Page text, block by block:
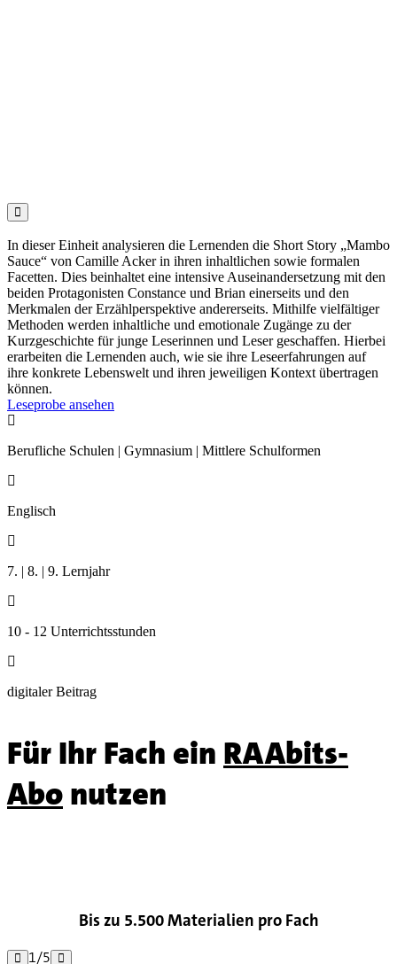

In dieser Einheit analysieren die Lernenden die Short Story „Mambo
Sauce“ von Camille Acker in ihren inhaltlichen sowie formalen
Facetten. Dies beinhaltet eine intensive Auseinandersetzung mit den
beiden Protagonisten Constance und Brian einerseits und den
Merkmalen der Erzählperspektive andererseits. Mithilfe vielfältiger
Methoden werden inhaltliche und emotionale Zugänge zu der
Kurzgeschichte für junge Leserinnen und Leser geschaffen. Hierbei
erarbeiten die Lernenden auch, wie sie ihre Leseerfahrungen auf
ihre konkrete Lebenswelt und ihren jeweiligen Kontext übertragen
können.
Leseprobe ansehen

Berufliche Schulen | Gymnasium | Mittlere Schulformen

Englisch

7. | 8. | 9. Lernjahr

10 - 12 Unterrichtsstunden

digitaler Beitrag
Für Ihr Fach ein RAAbits-
Abonutzen
Bis zu 5.500 Materialien pro Fach
 1/5 